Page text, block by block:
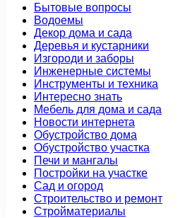
Бытовые вопросы
Водоемы
Декор дома и сада
Деревья и кустарники
Изгороди и заборы
Инженерные системы
Инструменты и техника
Интересно знать
Мебель для дома и сада
Новости интернета
Обустройство дома
Обустройство участка
Печи и мангалы
Постройки на участке
Сад и огород
Строительство и ремонт
Стройматериалы